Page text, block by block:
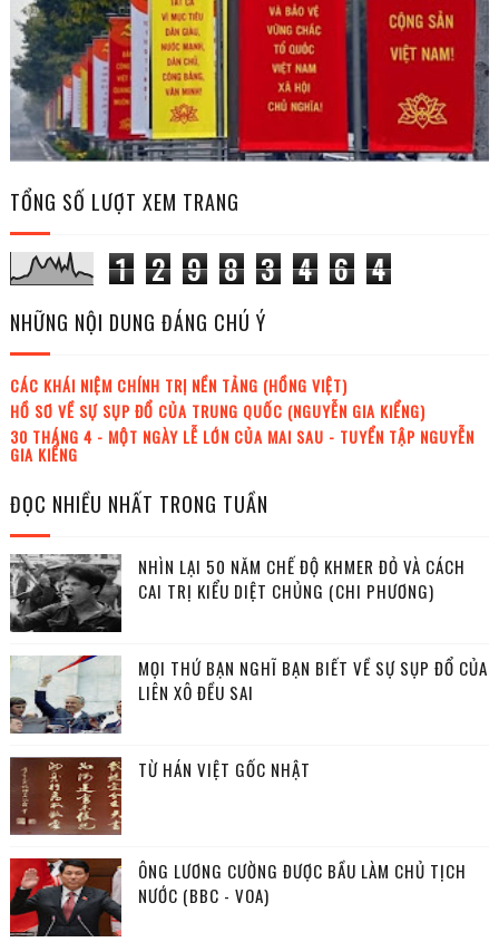
TỔNG SỐ LƯỢT XEM TRANG
1 2 9 8 3 4 6 4
NHỮNG NỘI DUNG ĐÁNG CHÚ Ý
CÁC KHÁI NIỆM CHÍNH TRỊ NỀN TẢNG (HỒNG VIỆT)
HỒ SƠ VỀ SỰ SỤP ĐỔ CỦA TRUNG QUỐC (NGUYỄN GIA KIỂNG)
30 THÁNG 4 - MỘT NGÀY LỄ LỚN CỦA MAI SAU - TUYỂN TẬP NGUYỄN
GIA KIỂNG
ĐỌC NHIỀU NHẤT TRONG TUẦN
NHÌN LẠI 50 NĂM CHẾ ĐỘ KHMER ĐỎ VÀ CÁCH
CAI TRỊ KIỂU DIỆT CHỦNG (CHI PHƯƠNG)
MỌI THỨ BẠN NGHĨ BẠN BIẾT VỀ SỰ SỤP ĐỔ CỦA
LIÊN XÔ ĐỀU SAI
TỪ HÁN VIỆT GỐC NHẬT
ÔNG LƯƠNG CƯỜNG ĐƯỢC BẦU LÀM CHỦ TỊCH
NƯỚC (BBC - VOA)